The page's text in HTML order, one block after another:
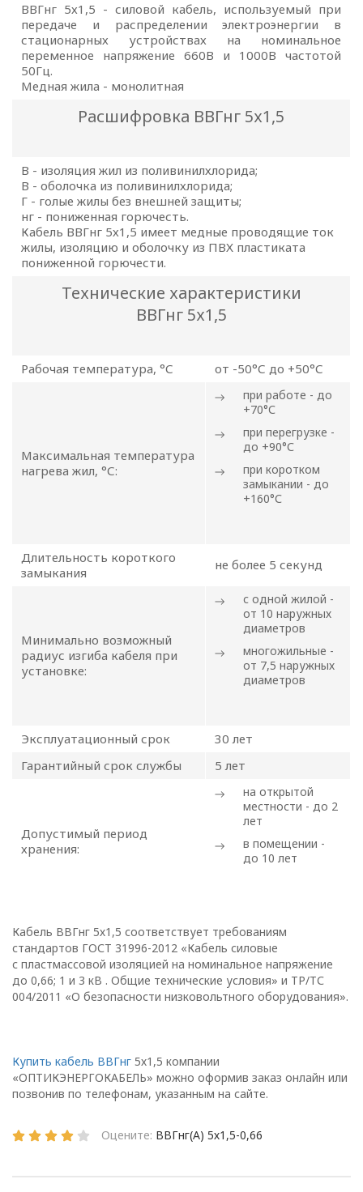
ВВГнг 5х1,5 - силовой кабель, используемый при
передаче и распределении электроэнергии в
стационарных устройствах на номинальное
переменное напряжение 660В и 1000В частотой
50Гц.
Медная жила - монолитная
Расшифровка ВВГнг 5х1,5
В - изоляция жил из поливинилхлорида;
В - оболочка из поливинилхлорида;
Г - голые жилы без внешней защиты;
нг - пониженная горючесть.
Кабель ВВГнг 5х1,5 имеет медные проводящие ток
жилы, изоляцию и оболочку из ПВХ пластиката
пониженной горючести.
Технические характеристики
ВВГнг 5х1,5
Рабочая температура, °С от -50°С до +50°С
Максимальная температура
нагрева жил, °С:
при работе - до
+70°С
при перегрузке -
до +90°С
при коротком
замыкании - до
+160°С
Длительность короткого
замыкания
не более 5 секунд
Минимально возможный
радиус изгиба кабеля при
установке:
с одной жилой -
от 10 наружных
диаметров
многожильные -
от 7,5 наружных
диаметров
Эксплуатационный срок
30 лет
Гарантийный срок службы
5 лет
Допустимый период
хранения:
на открытой
местности - до 2
лет
в помещении -
до 10 лет
Кабель ВВГнг 5х1,5 соответствует требованиям
стандартов ГОСТ 31996-2012 «Кабель силовые
с пластмассовой изоляцией на номинальное напряжение
до 0,66; 1 и 3 кВ . Общие технические условия» и ТР/ТС
004/2011 «О безопасности низковольтного оборудования».
Купить кабель ВВГнг 5х1,5 компании
«ОПТИКЭНЕРГОКАБЕЛЬ» можно оформив заказ онлайн или
позвонив по телефонам, указанным на сайте.
Оцените: ВВГнг(А) 5х1,5-0,66
ПОЛИТИКА
ОПЕРАТОРА
В
отношении
персональных
данных
Общество с ограниченной
ответственностью
«ОПТИКЭНЕРГОКАБЕЛЬ»
В.А. Прокопчук _________​
Глава 1
1.1. Настоящая политика в
отношении обработки
персональных данных
(далее – Политика)
определяет
цели, принципы, способы,
персональных данных,